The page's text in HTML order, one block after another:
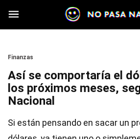
Skip to main content
Section
Finanzas
Así se comportaría el
los próximos meses,
Nacional
Si están pensando en sacar un